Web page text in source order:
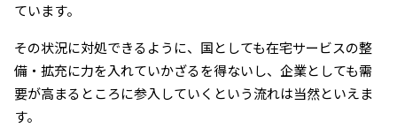
ています。
その状況に対処できるように、国としても在宅サービスの整
備・拡充に力を入れていかざるを得ないし、企業としても需
要が高まるところに参入していくという流れは当然といえま
す。